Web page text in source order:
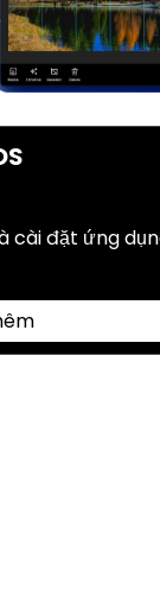
cài đặt ứng